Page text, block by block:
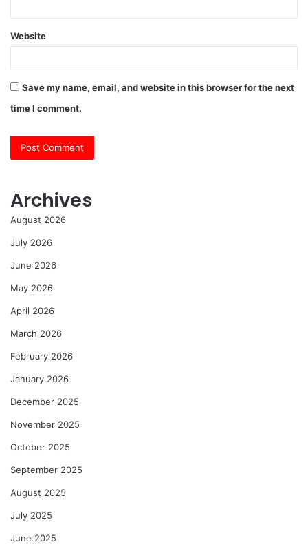
Website
Save my name, email, and website in this browser for the next
time I comment.
Archives
August 2026
July 2026
June 2026
May 2026
April 2026
March 2026
February 2026
January 2026
December 2025
November 2025
October 2025
September 2025
August 2025
July 2025
June 2025